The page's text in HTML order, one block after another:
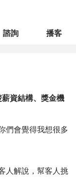
諮詢 播客
資結構、獎金機
們會覺得我想很多
人解說，幫客人挑